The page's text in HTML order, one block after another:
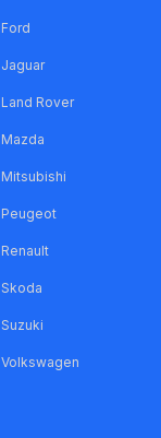
Ford
Jaguar
Land Rover
Mazda
Mitsubishi
Peugeot
Renault
Skoda
Suzuki
Volkswagen